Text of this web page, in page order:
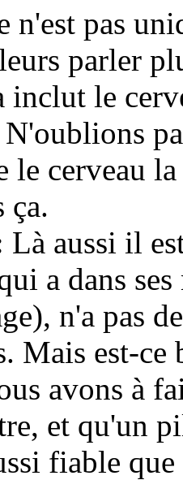
n'est pas
parler
inclut le
le cerveau
ça.
Là aussi il
a dans ses
n'a pas
Mais est-ce
avons à
et qu'un
fiable